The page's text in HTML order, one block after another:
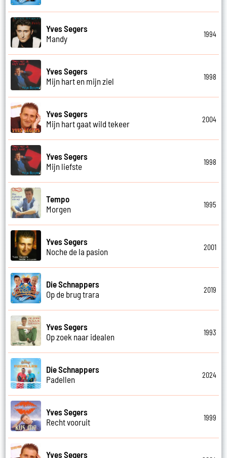
Yves Segers
Mandy
1994
Yves Segers
Mijn hart en mijn ziel
1998
Yves Segers
Mijn hart gaat wild tekeer
2004
Yves Segers
Mijn liefste
1998
Tempo
Morgen
1995
Yves Segers
Noche de la pasion
2001
Die Schnappers
Op de brug trara
2019
Yves Segers
Op zoek naar idealen
1993
Die Schnappers
Padellen
2024
Yves Segers
Recht vooruit
1999
Yves Segers